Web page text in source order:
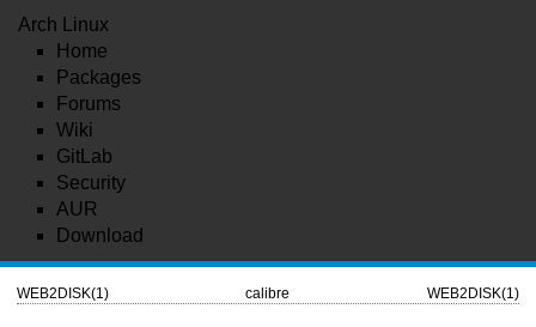
Arch Linux
Home
Packages
Forums
Wiki
GitLab
Security
AUR
Download
WEB2DISK(1) calibre WEB2DISK(1)